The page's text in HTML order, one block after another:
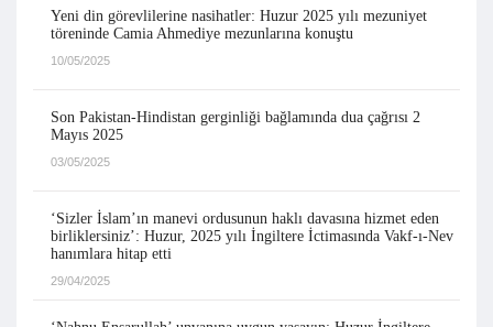
Yeni din görevlilerine nasihatler: Huzur 2025 yılı mezuniyet
töreninde Camia Ahmediye mezunlarına konuştu
10/05/2025
Son Pakistan-Hindistan gerginliği bağlamında dua çağrısı 2
Mayıs 2025
03/05/2025
‘Sizler İslam’ın manevi ordusunun haklı davasına hizmet eden
birliklersiniz’: Huzur, 2025 yılı İngiltere İctimasında Vakf-ı-Nev
hanımlara hitap etti
29/04/2025